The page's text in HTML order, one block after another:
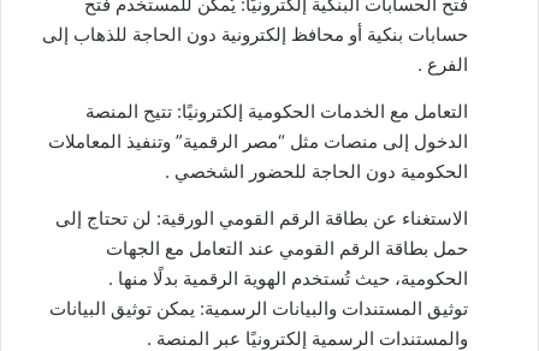
حسابات بنكية أو محافظ إلكترونية دون الحاجة للذهاب إلى
الفرع .
التعامل مع الخدمات الحكومية إلكترونيًا: تتيح المنصة
الدخول إلى منصات مثل “مصر الرقمية” وتنفيذ المعاملات
الحكومية دون الحاجة للحضور الشخصي .
الاستغناء عن بطاقة الرقم القومي الورقية: لن تحتاج إلى
حمل بطاقة الرقم القومي عند التعامل مع الجهات
الحكومية، حيث تُستخدم الهوية الرقمية بدلًا منها .
توثيق المستندات والبيانات الرسمية: يمكن توثيق البيانات
والمستندات الرسمية إلكترونيًا عبر المنصة .